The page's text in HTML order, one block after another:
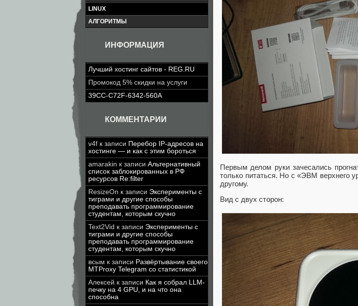
LINUX
АЛГОРИТМЫ
ИНФОРМАЦИЯ
Лучший хостинг сайтов - REG.RU
Промокод 5% скидки на услуги
39CC-C72F-6342-560A
КОММЕНТАРИИ
v4f к записи Перебор IP-адресов на
хостинге — и как с этим бороться
amarakin к записи Альтернативный
список заблокированных в РФ
ресурсов Re:filter
ResizeOn к записи Эксперименты с
тиграми и другие способы
преподавать программирование
студентам, которым скучно
Text2Vid к записи Эксперименты с
тиграми и другие способы
преподавать программирование
студентам, которым скучно
всым к записи Развёртывание своего
MTProxy Telegram со статистикой
Алексей к записи Как я собрал LLM-
печку на 4 GPU, и на что она
способна
Первым делом руки зачесались
только питаться. Но с «ЭВМ верхнего
другому.
Вид с двух сторон: